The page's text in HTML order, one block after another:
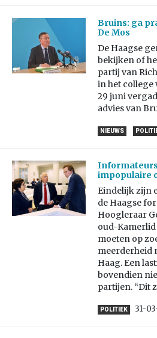
Bruins: ga
De Mos
De Haagse
bekijken of
partij van
in het college
29 juni
advies van
NIEUWS
impopulaire
Eindelijk zijn
de Haagse
Hoogleraar
oud-Kamerlid
moeten op
meerderheid
Haag. Een
bovendien
partijen. “Dit
POLITIEK 31-